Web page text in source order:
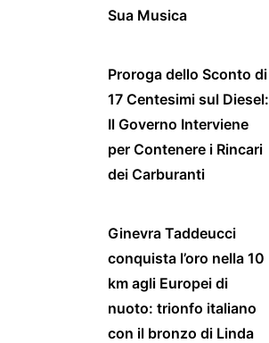
Sua Musica
Proroga dello Sconto di
17 Centesimi sul Diesel:
Il Governo Interviene
per Contenere i Rincari
dei Carburanti
Ginevra Taddeucci
conquista l’oro nella 10
km agli Europei di
nuoto: trionfo italiano
con il bronzo di Linda